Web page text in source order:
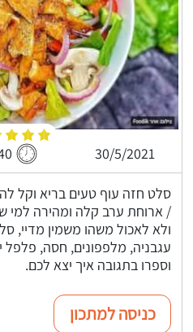
30/5/2021
40
סלט חזה עוף טעים בריא וקל
/ ארוחת ערב קלה ומהירה למי
ולא לאכול משהו משמין מדיי,
עגבניה, מלפפונים, חסה, פלפל
וספרו בתגובה איך יצא לכם.
כניסה למתכון